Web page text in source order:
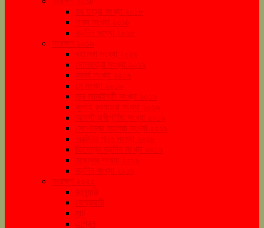
রথ যাত্রা সংখ্যা ২০১৮
শারদ সংখ্যা ২০১৮
বড়দিন সংখ্যা ২০১৮
সংরক্ষণ ২০১৯
বইমেলা সংখ্যা ২০১৯
দোলযাত্রা সংখ্যা ২০১৯
নববর্ষ সংখ্যা ২০১৯
মে সংখ্যা ২০১৯
জুন জামাইষষ্ঠী সংখ্যা ২০১৯
জুলাই রথযাত্রা সংখ্যা ২০১৯
আগস্ট রাখীপূর্ণিমা সংখ্যা ২০১৯
সেপ্টেম্বর মহালয়া সংখ্যা ২০১৯
অক্টোবর শারদ সংখ্যা ২০১৯
ডিসেম্বর বড়দিন সংখ্যা ২০১৯
নভেম্বর সংখ্যা ২০১৯
বড়দিন সংখ্যা ২০১৯
সংরক্ষণ ২০২০
জানুয়ারী
ফেব্রুয়ারী
মার্চ
এপ্রিল